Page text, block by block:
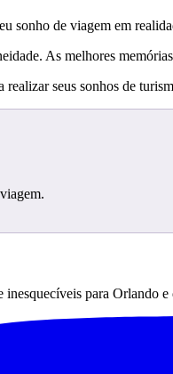
sonho de viagem em
As melhores
seus sonhos de
para Orlando